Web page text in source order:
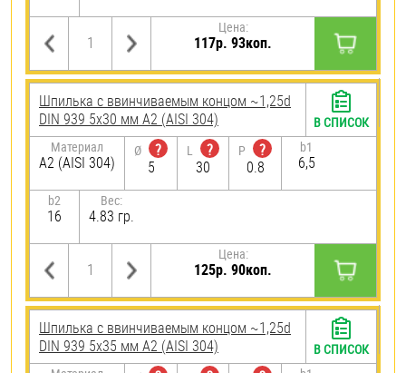
Цена:
117р. 93коп.
Шпилька c ввинчиваемым концом ~1,25d
DIN 939 5х30 мм А2 (AISI 304)
Материал
А2 (AISI 304)
Ø
?
5
L
?
30
P
?
0.8
b1
6,5
b2
16
Вес:
4.83 гр.
Цена:
125р. 90коп.
В СПИСОК
Шпилька c ввинчиваемым концом ~1,25d
DIN 939 5х35 мм А2 (AISI 304)
В СПИСОК